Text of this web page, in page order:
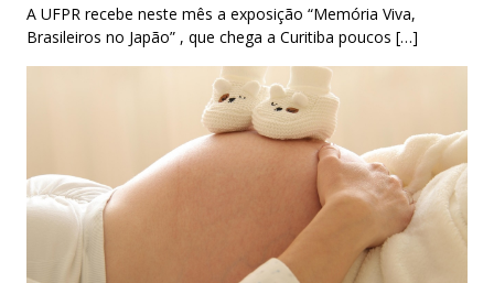
A UFPR recebe neste mês a exposição “Memória Viva,
Brasileiros no Japão” , que chega a Curitiba poucos […]